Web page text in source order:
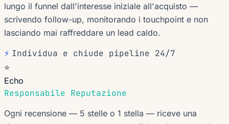
lungo il funnel dall'interesse iniziale all'acquisto —
scrivendo follow-up, monitorando i touchpoint e non
lasciando mai raffreddare un lead caldo.
⚡ Individua e chiude pipeline 24/7
⭐
Echo
Responsabile Reputazione
Ogni recensione — 5 stelle o 1 stella — riceve una